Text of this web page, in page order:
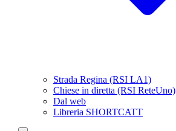
Strada Regina (RSI LA1)
Chiese in diretta (RSI ReteUno)
Dal web
Libreria SHORTCATT